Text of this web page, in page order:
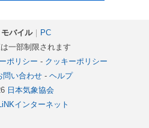
モバイル｜ PC
一部制限されます
ポリシー - クッキーポリシー
問い合わせ- ヘルプ
日本気象協会
インターネット